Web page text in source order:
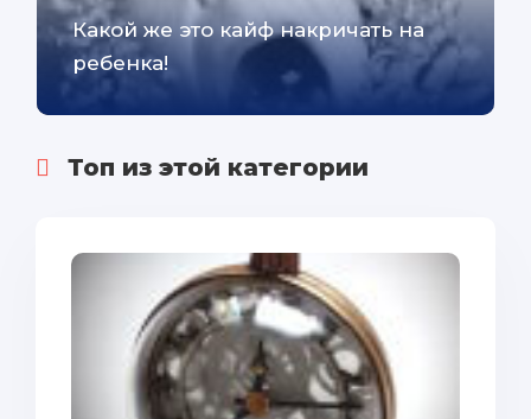
Какой же это кайф накричать на
ребенка!
Топ из этой категории